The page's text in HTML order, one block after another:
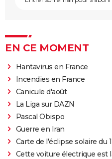
EN CE MOMENT
Hantavirus en France
Incendies en France
Canicule d'août
La Liga sur DAZN
Pascal Obispo
Guerre en Iran
Carte de l'éclipse solaire du
Cette voiture électrique est